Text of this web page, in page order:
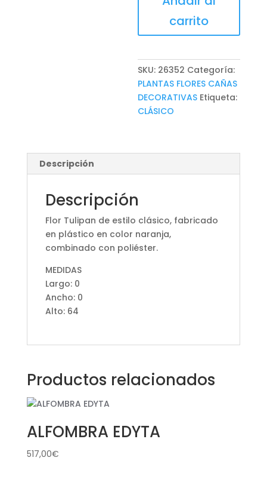
carrito
SKU: 26352 Categoría:
PLANTAS FLORES CAÑAS
DECORATIVAS Etiqueta:
CLÁSICO
Descripción
Descripción
Flor Tulipan de estilo clásico, fabricado
en plástico en color naranja,
combinado con poliéster.
MEDIDAS
Largo: 0
Ancho: 0
Alto: 64
Productos relacionados
ALFOMBRA EDYTA
517,00€